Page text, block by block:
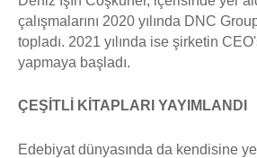
çalışmalarını 2020 yılında DNC
topladı. 2021 yılında ise şirketin
yapmaya başladı.
ÇEŞİTLİ KİTAPLARI YAYIMLANDI
Edebiyat dünyasında da kendisine